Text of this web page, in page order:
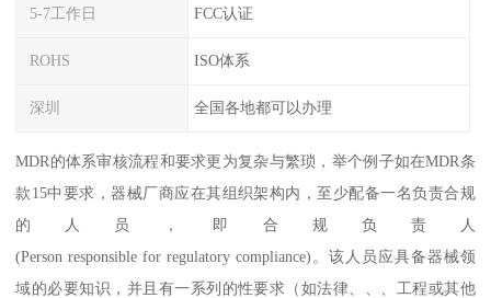
5-7工作日 FCC认证
ROHS ISO体系
深圳 全国各地都可以办理
MDR的体系审核流程和要求更为复杂与繁琐，举个例子如在MDR条
款15中要求，器械厂商应在其组织架构内，至少配备一名负责合规
的人员，即合规负责人
(Person responsible for regulatory compliance)。该人员应具备器械领
域的必要知识，并且有一系列的性要求（如法律、、、工程或其他